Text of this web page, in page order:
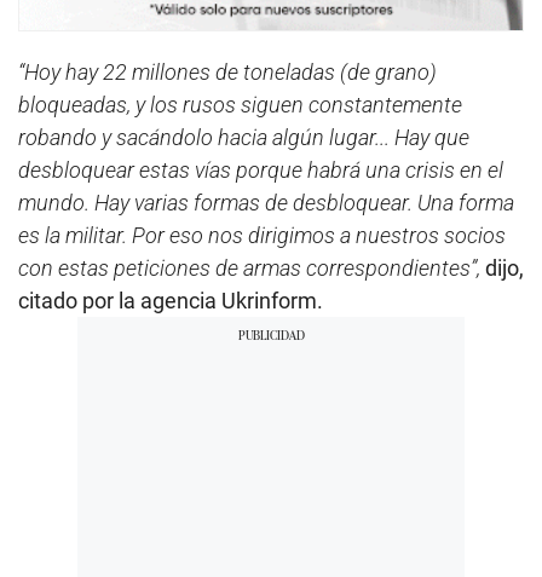
“Hoy hay 22 millones de toneladas (de grano)
bloqueadas, y los rusos siguen constantemente
robando y sacándolo hacia algún lugar... Hay que
desbloquear estas vías porque habrá una crisis en el
mundo. Hay varias formas de desbloquear. Una forma
es la militar. Por eso nos dirigimos a nuestros socios
con estas peticiones de armas correspondientes”, dijo,
citado por la agencia Ukrinform.